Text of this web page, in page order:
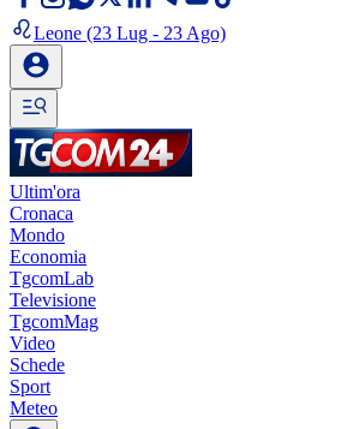
Leone (23 Lug - 23 Ago)
Ultim'ora
Cronaca
Mondo
Economia
TgcomLab
Televisione
TgcomMag
Video
Schede
Sport
Meteo